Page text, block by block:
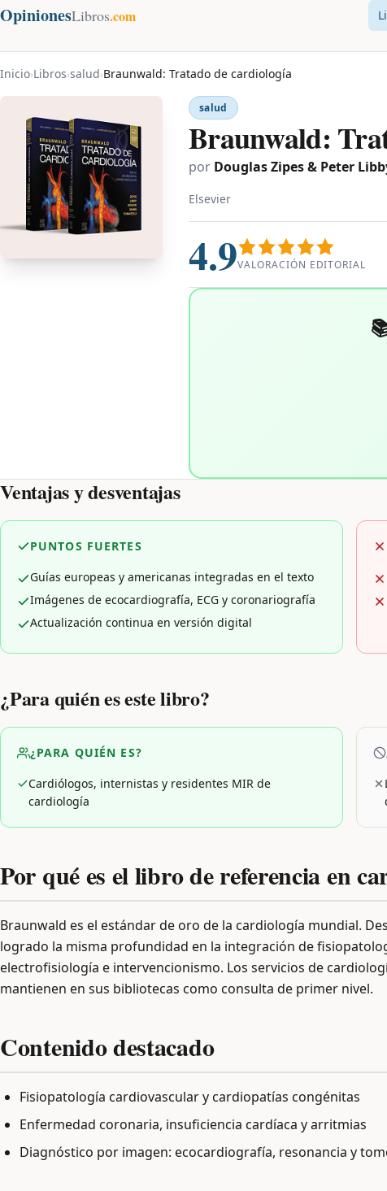
OpinionesLibros.com
Inicio›Libros›salud›Braunwald: Tratado de cardiología
salud
Braunwald:
por Douglas Zipes & Peter
Elsevier
4.9VALORACIÓN EDITORIAL
Ventajas y desventajas
PUNTOS FUERTES
Guías europeas y americanas integradas en el texto
Imágenes de ecocardiografía, ECG y coronariografía
Actualización continua en versión digital
¿Para quién es este libro?
¿PARA QUIÉN ES?
Cardiólogos, internistas y residentes MIR de
cardiología
Por qué es el libro de referencia en
Braunwald es el estándar de oro de la cardiología mundial.
logrado la misma profundidad en la integración de
electrofisiología e intervencionismo. Los servicios de
mantienen en sus bibliotecas como consulta de primer nivel.
Contenido destacado
Fisiopatología cardiovascular y cardiopatías congénitas
Enfermedad coronaria, insuficiencia cardíaca y arritmias
Diagnóstico por imagen: ecocardiografía, resonancia y